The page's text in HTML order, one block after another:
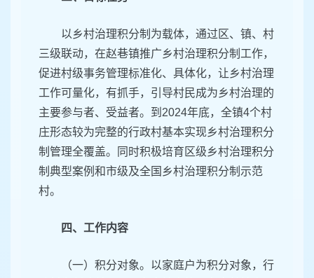
以乡村治理积分制为载体，通过区、镇、村
三级联动，在赵巷镇推广乡村治理积分制工作，
促进村级事务管理标准化、具体化，让乡村治理
工作可量化，有抓手，引导村民成为乡村治理的
主要参与者、受益者。到2024年底，全镇4个村
庄形态较为完整的行政村基本实现乡村治理积分
制管理全覆盖。同时积极培育区级乡村治理积分
制典型案例和市级及全国乡村治理积分制示范
村。
四、工作内容
（一）积分对象。以家庭户为积分对象，行